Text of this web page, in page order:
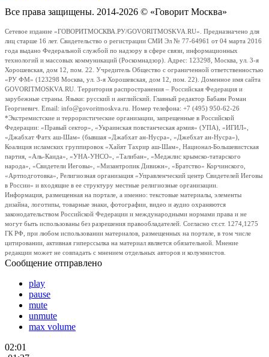
Все права защищены. 2014-2026 © «Говорит Москва»
Сетевое издание «ГОВОРИТМОСКВА.РУ/GOVORITMOSKVA.RU». Предназначено для
лиц старше 16 лет. Свидетельство о регистрации СМИ Эл № 77-64961 от 04 марта 2016
года выдано Федеральной службой по надзору в сфере связи, информационных
технологий и массовых коммуникаций (Роскомнадзор). Адрес: 123298, Москва, ул. 3-я
Хорошевская, дом 12, пом. 22. Учредитель Общество с ограниченной ответственностью
«РУ ФМ» (123298 Москва, ул. 3-я Хорошевская, дом 12, пом. 22). Доменное имя сайта
GOVORITMOSKVA.RU. Территория распространения – Российская Федерация и
зарубежные страны. Языки: русский и английский. Главный редактор Бабаян Роман
Георгиевич. Email: info@govoritmoskva.ru. Номер телефона: +7 (495) 950-62-26
*Экстремистские и террористические организации, запрещенные в Российской
Федерации: «Правый сектор», «Украинская повстанческая армия» (УПА), «ИГИЛ»,
«Джабхат Фатх аш-Шам» (бывшая «Джабхат ан-Нусра», «Джебхат ан-Нусра»),
Коалиция исламских группировок «Хайят Тахрир аш-Шам», Национал-Большевистская
партия, «Аль-Каида», «УНА-УНСО», «Талибан», «Меджлис крымско-татарского
народа», «Свидетели Иеговы», «Мизантропик Дивижн», «Братство» Корчинского,
«Артподготовка», Религиозная организация «Управленческий центр Свидетелей Иеговы
в России» и входящие в ее структуру местные религиозные организации.
Информация, размещенная на портале, а именно: текстовые материалы, элементы
дизайна, логотипы, товарные знаки, фотографии, видео и аудио охраняются
законодательством Российской Федерации и международными нормами права и не
могут быть использованы без разрешения правообладателей. Согласно ст.ст. 1274,1275
ГК РФ, при любом использовании материалов, размещенных на портале, в том числе
цитировании, активная гиперссылка на материал является обязательной. Мнение
редакции может не совпадать с мнением отдельных авторов и колумнистов.
Сообщение отправлено
play
pause
mute
unmute
max volume
02:01